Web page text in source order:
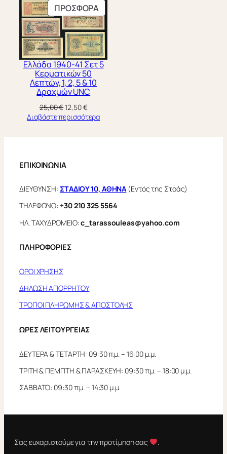
ΠΡΟΣΦΟΡΆ
ΣΕ
ΠΡΟΣΦΟΡΆ
Ελλάδα 1940-41 Σετ 5
Κερματικών 50
Λεπτών, 1, 2, 5 & 10
Δραχμών UNC
25,00€Original
price
12,50€Η
τρέχουσα
Διαβάστε περισσότερα
ΕΠΙΚΟΙΝΩΝΙΑ
ΔΙΕΥΘΥΝΣΗ: ΣΤΑΔΙΟΥ 10, ΑΘΗΝΑ (Εντός της Στοάς)
ΤΗΛΕΦΩΝΟ: +30 210 325 5564
ΗΛ. ΤΑΧΥΔΡΟΜΕΙΟ:c_tarassouleas@yahoo.com
ΠΛΗΡΟΦΟΡΙΕΣ
ΟΡΟΙ ΧΡΗΣΗΣ
ΔΗΛΩΣΗ ΑΠΟΡΡΗΤΟΥ
ΤΡΟΠΟΙ ΠΛΗΡΩΜΗΣ & ΑΠΟΣΤΟΛΗΣ
ΩΡΕΣ ΛΕΙΤΟΥΡΓΕΙΑΣ
ΔΕΥΤΕΡΑ & ΤΕΤΑΡΤΗ: 09:30 π.μ. – 16:00 μ.μ.
ΤΡΙΤΗ & ΠΕΜΠΤΗ & ΠΑΡΑΣΚΕΥΗ: 09:30 π.μ. – 18:00 μ.μ.
ΣΑΒΒΑΤΟ: 09:30 π.μ. – 14:30 μ.μ.
Σας ευχαριστούμε για την προτίμηση σας